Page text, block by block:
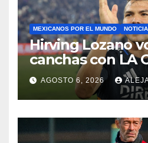
MEXICANOS POR EL MUNDO
Hirving Lozano
canchas con LA
AGOSTO 6, 2026